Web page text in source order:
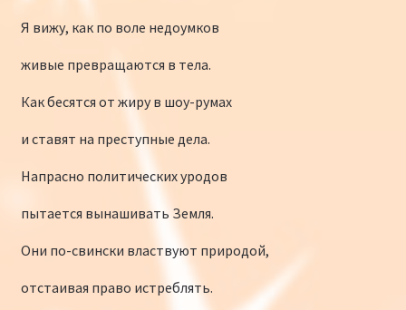
sn
iki
Я вижу, как по воле недоумков
живые превращаются в тела.
Как бесятся от жиру в шоу-румах
и ставят на преступные дела.
Напрасно политических уродов
пытается вынашивать Земля.
Они по-свински властвуют природой,
отстаивая право истреблять.